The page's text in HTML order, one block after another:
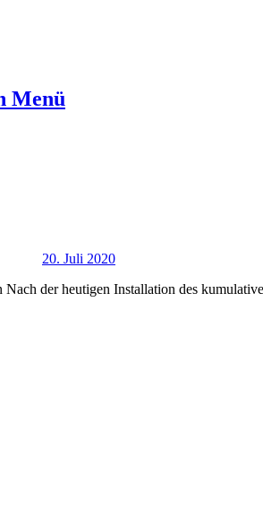
Menü
20. Juli 2020
der heutigen Installation des